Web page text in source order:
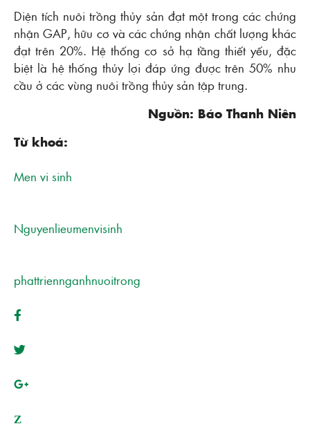
Diện tích nuôi trồng thủy sản đạt một trong các chứng
nhận GAP, hữu cơ và các chứng nhận chất lượng khác
đạt trên 20%. Hệ thống cơ sở hạ tầng thiết yếu, đặc
biệt là hệ thống thủy lợi đáp ứng được trên 50% nhu
cầu ở các vùng nuôi trồng thủy sản tập trung.
Nguồn: Báo Thanh Niên
Từ khoá:
Men vi sinh
Nguyenlieumenvisinh
phattriennganhnuoitrong
Z